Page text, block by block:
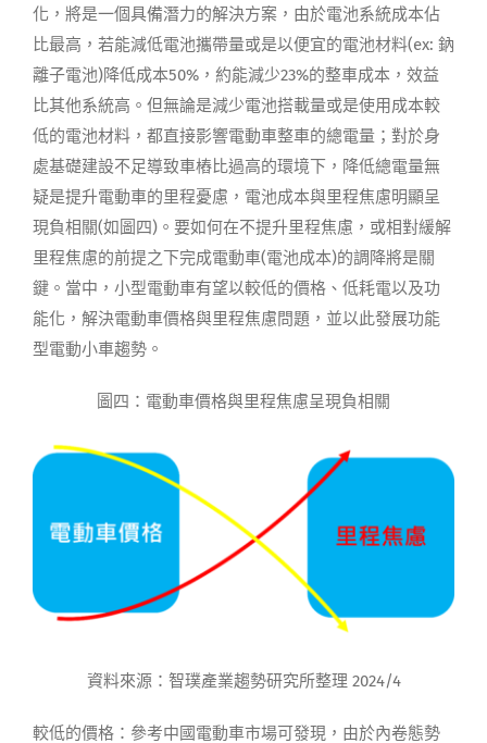
化，將是一個具備潛力的解決方案，由於電池系統成本佔
比最高，若能減低電池攜帶量或是以便宜的電池材料(ex: 鈉
離子電池)降低成本50%，約能減少23%的整車成本，效益
比其他系統高。但無論是減少電池搭載量或是使用成本較
低的電池材料，都直接影響電動車整車的總電量；對於身
處基礎建設不足導致車樁比過高的環境下，降低總電量無
疑是提升電動車的里程憂慮，電池成本與里程焦慮明顯呈
現負相關(如圖四)。要如何在不提升里程焦慮，或相對緩解
里程焦慮的前提之下完成電動車(電池成本)的調降將是關
鍵。當中，小型電動車有望以較低的價格、低耗電以及功
能化，解決電動車價格與里程焦慮問題，並以此發展功能
型電動小車趨勢。
圖四：電動車價格與里程焦慮呈現負相關
資料來源：智璞產業趨勢研究所整理 2024/4
較低的價格：參考中國電動車市場可發現，由於內卷態勢